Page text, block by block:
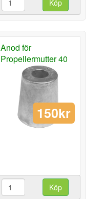
Köp
Anod för
Propellermutter 40
150kr
Köp